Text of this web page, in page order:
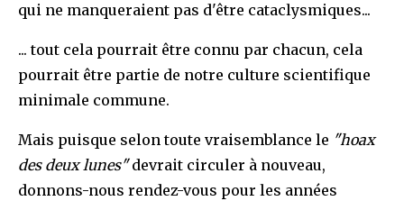
qui ne manqueraient pas d'être cataclysmiques...
... tout cela pourrait être connu par chacun, cela
pourrait être partie de notre culture scientifique
minimale commune.
Mais puisque selon toute vraisemblance le "hoax
des deux lunes"devrait circuler à nouveau,
donnons-nous rendez-vous pour les années